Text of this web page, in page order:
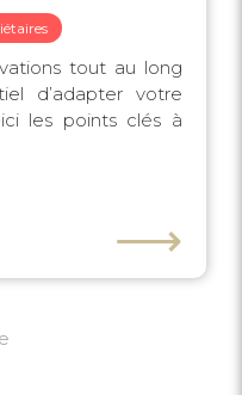
tout au long
d’adapter votre
les points clés à
⟶